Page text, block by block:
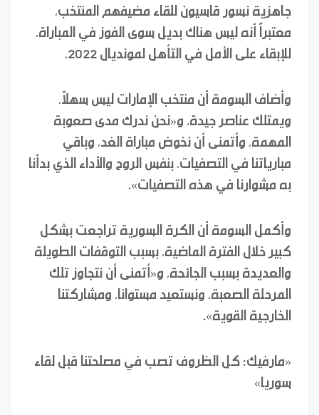
جاهزية نسور قاسيون للقاء مضيفهم المنتخب،
معتبراً أنه ليس هناك بديل سوى الفوز في المباراة،
للإبقاء على الأمل في التأهل لمونديال 2022.
وأضاف السومة أن منتخب الإمارات ليس سهلاً،
ويمتلك عناصر جيدة، و«نحن ندرك مدى صعوبة
المهمة، وأتمنى أن نخوض مباراة الغد، وباقي
مبارياتنا في التصفيات، بنفس الروح والأداء الذي بدأنا
به مشوارنا في هذه التصفيات».
وأكمل السومة أن الكرة السورية تراجعت بشكل
كبير خلال الفترة الماضية، بسبب التوقفات الطويلة
والعديدة بسبب الجائحة، و«أتمنى أن نتجاوز تلك
المرحلة الصعبة، ونستعيد مستوانا، ومشاركتنا
الخارجية القوية».
«مارفيك: كل الظروف تصب في مصلحتنا قبل لقاء
سوريا»